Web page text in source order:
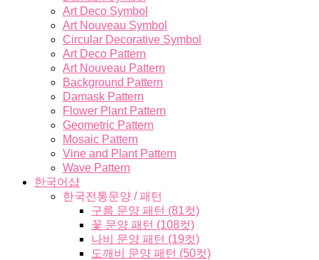
Art Deco Symbol
Art Nouveau Symbol
Circular Decorative Symbol
Art Deco Pattern
Art Nouveau Pattern
Background Pattern
Damask Pattern
Flower Plant Pattern
Geometric Pattern
Mosaic Pattern
Vine and Plant Pattern
Wave Pattern
한국어샵
한국전통문양 / 패턴
구름 문양 패턴 (81컷)
꽃 문양 패턴 (108컷)
나비 문양 패턴 (19컷)
도깨비 문양 패턴 (50컷)